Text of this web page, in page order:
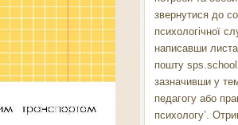
звернутися до
психологічної
написавши
пошту
зазначивши у
педагогу або
психологу’.